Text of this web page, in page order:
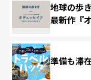
地球の歩
最新作『
準備も滞